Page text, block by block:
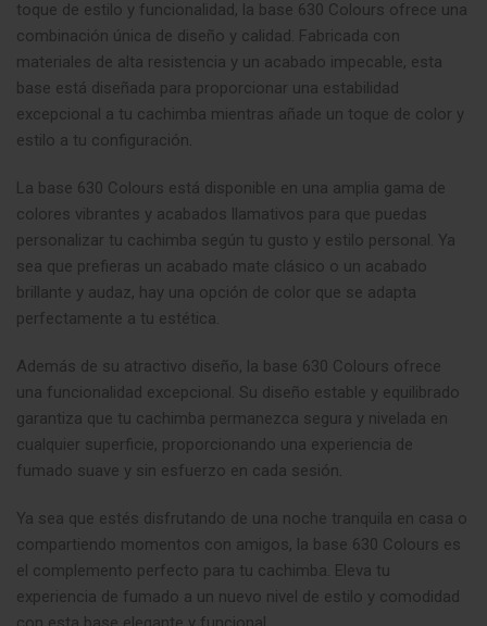
toque de estilo y funcionalidad, la base 630 Colours ofrece una
combinación única de diseño y calidad. Fabricada con
materiales de alta resistencia y un acabado impecable, esta
base está diseñada para proporcionar una estabilidad
excepcional a tu cachimba mientras añade un toque de color y
estilo a tu configuración.
La base 630 Colours está disponible en una amplia gama de
colores vibrantes y acabados llamativos para que puedas
personalizar tu cachimba según tu gusto y estilo personal. Ya
sea que prefieras un acabado mate clásico o un acabado
brillante y audaz, hay una opción de color que se adapta
perfectamente a tu estética.
Además de su atractivo diseño, la base 630 Colours ofrece
una funcionalidad excepcional. Su diseño estable y equilibrado
garantiza que tu cachimba permanezca segura y nivelada en
cualquier superficie, proporcionando una experiencia de
fumado suave y sin esfuerzo en cada sesión.
Ya sea que estés disfrutando de una noche tranquila en casa o
compartiendo momentos con amigos, la base 630 Colours es
el complemento perfecto para tu cachimba. Eleva tu
experiencia de fumado a un nuevo nivel de estilo y comodidad